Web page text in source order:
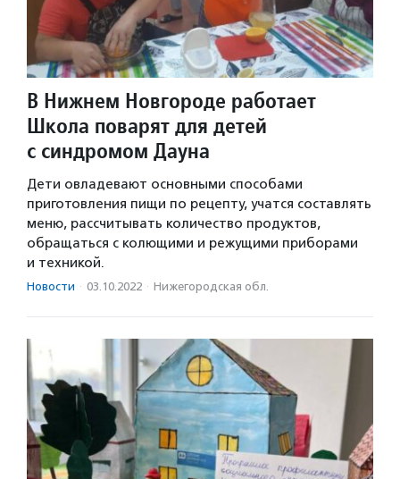
В Нижнем Новгороде работает
Школа поварят для детей
с синдромом Дауна
Дети овладевают основными способами
приготовления пищи по рецепту, учатся составлять
меню, рассчитывать количество продуктов,
обращаться с колющими и режущими приборами
и техникой.
Новости · 03.10.2022 · Нижегородская обл.